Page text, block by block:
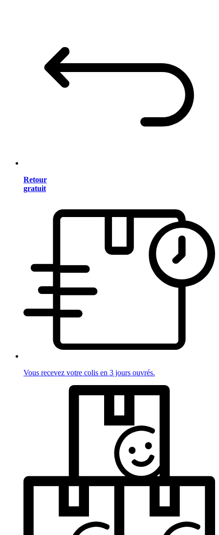
Retour
gratuit
Vous recevez votre colis en 3 jours ouvrés.